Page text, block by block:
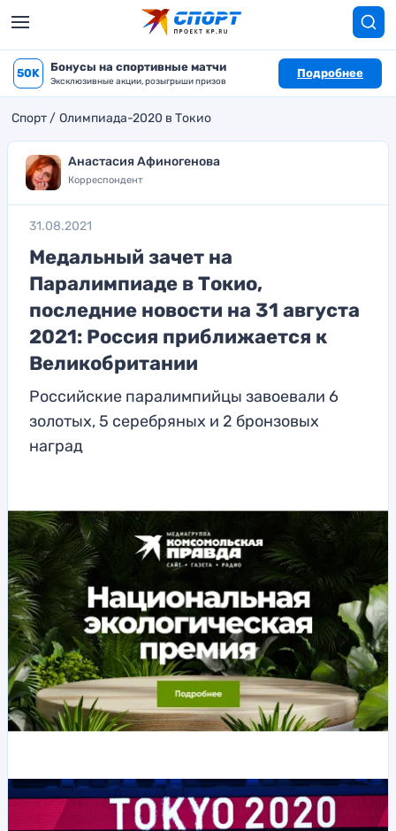
50K Бонусы на спортивные матчи
Эксклюзивные акции, розыгрыши призов
Подробнее
Спорт Олимпиада-2020 в Токио
Анастасия Афиногенова
Корреспондент
31.08.2021
Медальный зачет на
Паралимпиаде в Токио,
последние новости на 31 августа
2021: Россия приближается к
Великобритании
Российские паралимпийцы завоевали 6
золотых, 5 серебряных и 2 бронзовых
наград